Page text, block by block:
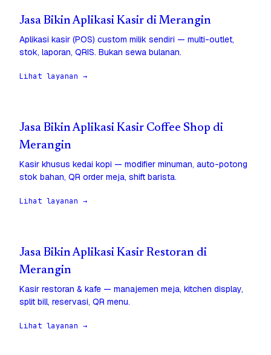
Jasa Bikin Aplikasi Kasir di Merangin
Aplikasi kasir (POS) custom milik sendiri — multi-outlet,
stok, laporan, QRIS. Bukan sewa bulanan.
Lihat layanan →
Jasa Bikin Aplikasi Kasir Coffee Shop di
Merangin
Kasir khusus kedai kopi — modifier minuman, auto-potong
stok bahan, QR order meja, shift barista.
Lihat layanan →
Jasa Bikin Aplikasi Kasir Restoran di
Merangin
Kasir restoran & kafe — manajemen meja, kitchen display,
split bill, reservasi, QR menu.
Lihat layanan →